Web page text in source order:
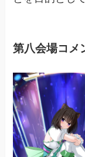
第八会場コ